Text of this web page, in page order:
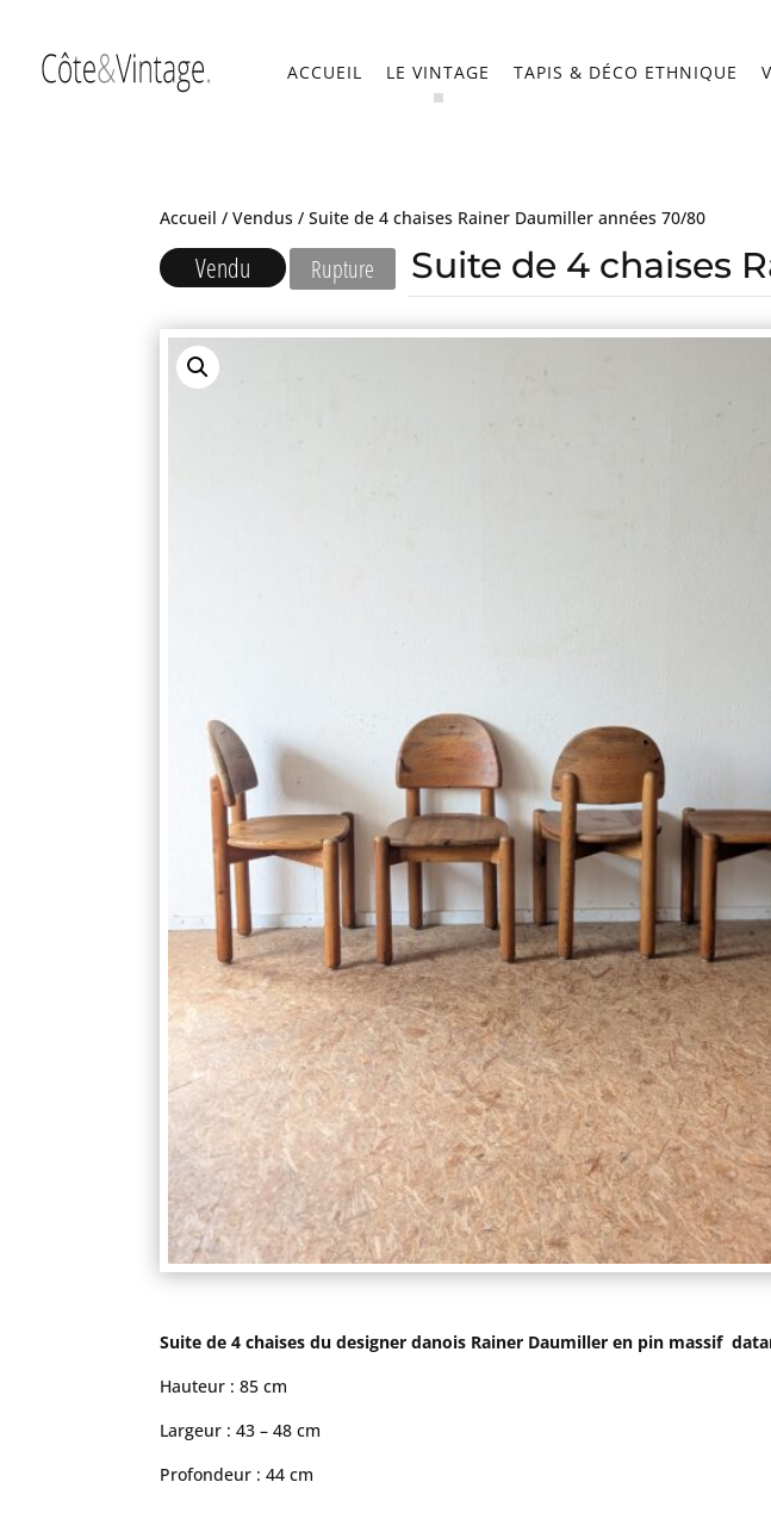
ACCUEIL LE VINTAGE TAPIS & DÉCO ETHNIQUE
Accueil /Vendus / Suite de 4 chaises Rainer Daumiller années 70/80
Vendu Rupture Suite de 4 chaises
Suite de 4 chaises du designer danois Rainer Daumiller en pin massif
Hauteur : 85 cm
Largeur : 43 – 48 cm
Profondeur : 44 cm